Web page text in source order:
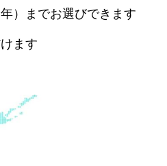
）までお選びできます
ます